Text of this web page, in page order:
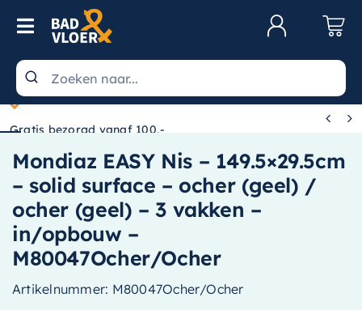
Skip to content
Toggle Navigation
Wastafels
Toiletten
Spiegels
Kranen
Douche
Badkamermeubels
 
Mondiaz EASY Nis – 149.5×29.5cm
– solid surface – ocher (geel) /
ocher (geel) – 3 vakken –
in/opbouw –
M80047Ocher/Ocher
Artikelnummer: M80047Ocher/Ocher